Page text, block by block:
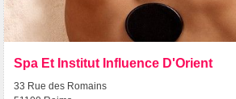
Spa Et Institut Influence D'Orient
33 Rue des Romains